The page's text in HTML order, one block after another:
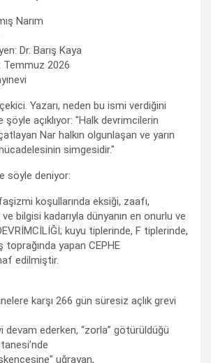
Narım
Dr. Barış Kaya
Temmuz 2026
Yazarı, neden bu ismi verdiğini
şöyle açıklıyor: "Halk devrimcilerin
çatlayan Nar halkın olgunlaşan ve yarın
simgesidir."
söyle deniyor:
koşullarında eksiği, zaafı,
bilgisi kadarıyla dünyanın en onurlu ve
kuyu tiplerinde, F tiplerinde,
toprağında yapan CEPHE
edilmiştir.
karşı 266 gün süresiz açlık grevi
devam ederken, “zorla” götürüldüğü
uğrayan,